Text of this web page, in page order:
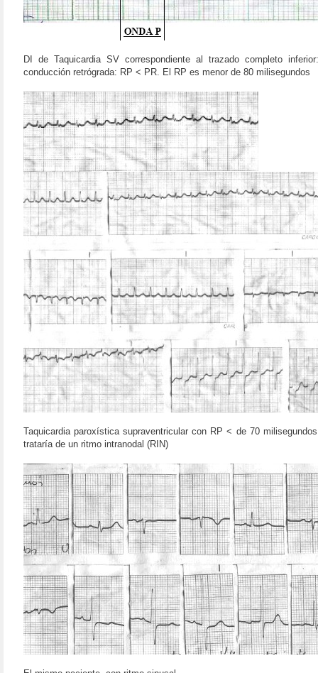
DI de Taquicardia SV correspondiente al trazado completo
conducción retrógrada: RP < PR. El RP es menor de 80 milisegundos
Taquicardia paroxística supraventricular con RP < de 70
trataría de un ritmo intranodal (RIN)